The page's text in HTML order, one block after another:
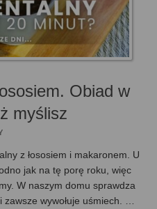
Obiad w
myślisz
z łososiem i makaronem. U
jak na tę porę roku, więc
W naszym domu sprawdza
wywołuje uśmiech. …